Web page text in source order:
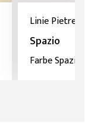
Linie Pietre
Spazio
Farbe Spazio